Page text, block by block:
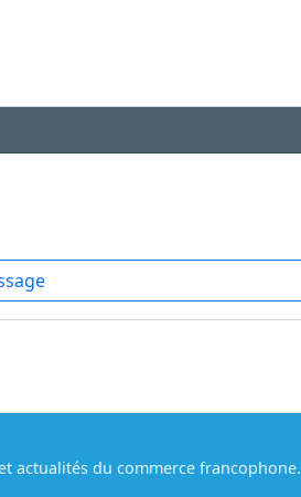
actualités du commerce francophone.